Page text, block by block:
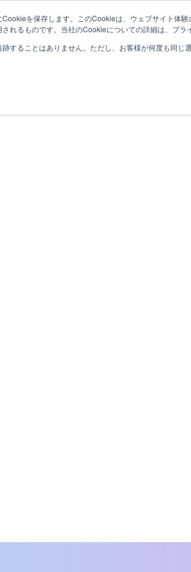
を保存します。このCookieは、ウェブサイト体
れるものです。当社のCookieについての詳細は、プラ
することはありません。ただし、お客様が何度も同